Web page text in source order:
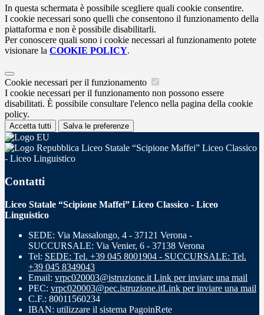
In questa schermata è possibile scegliere quali cookie consentire.
I cookie necessari sono quelli che consentono il funzionamento della
piattaforma e non è possibile disabilitarli.
Per conoscere quali sono i cookie necessari al funzionamento potete
visionare la COOKIE POLICY.
Cookie necessari per il funzionamento
I cookie necessari per il funzionamento non possono essere
disabilitati. È possibile consultare l'elenco nella pagina della cookie
policy.
Accetta tutti Salva le preferenze
Liceo Statale “Scipione Maffei” Liceo Classico
- Liceo Linguistico
Contatti
Liceo Statale “Scipione Maffei” Liceo Classico - Liceo
Linguistico
SEDE: Via Massalongo, 4 - 37121 Verona -
SUCCURSALE: Via Venier, 6 - 37138 Verona
Tel: SEDE: Tel. +39 045 8001904 - SUCCURSALE: Tel.
+39 045 8349043
Email: vrpc020003@istruzione.it Link per inviare una mail
PEC: vrpc020003@pec.istruzione.itLink per inviare una mail
C.F.: 80011560234
IBAN: utilizzare il sistema PagoinRete